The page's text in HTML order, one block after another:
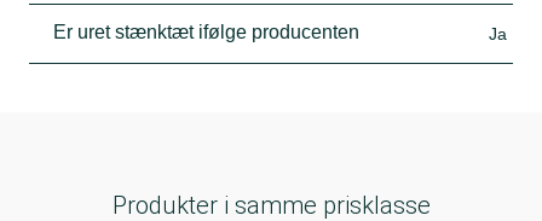
Er uret stænktæt ifølge producenten Ja
Produkter i samme prisklasse